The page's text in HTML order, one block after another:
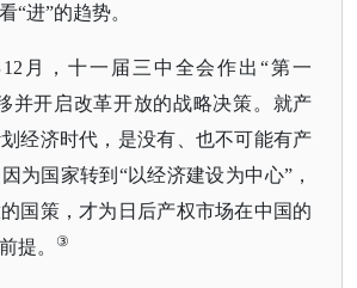
“进”的趋势。
月，十一届三中全会作出“第一
并开启改革开放的战略决策。就产
经济时代，是没有、也不可能有产
为国家转到“以经济建设为中心”，
国策，才为日后产权市场在中国的
提。
③